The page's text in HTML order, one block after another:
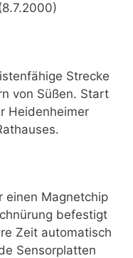
Strecke
von Süßen. Start
Heidenheimer
einen Magnetchip
befestigt
Zeit automatisch
Sensorplatten